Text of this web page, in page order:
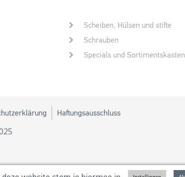
Scheiben, Hülsen und stifte
Schrauben
Specials und Sortimentskasten
Haftungsausschluss